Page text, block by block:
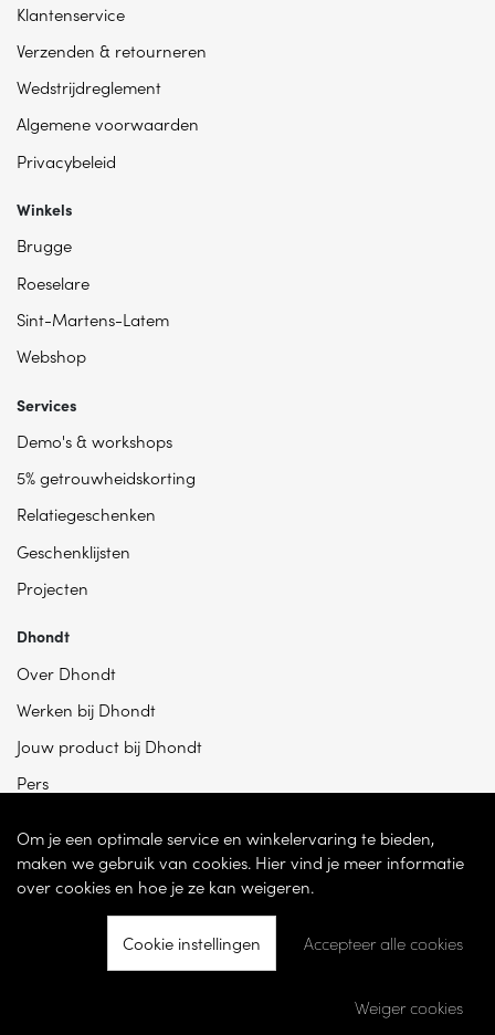
Klantenservice
Verzenden & retourneren
Wedstrijdreglement
Algemene voorwaarden
Privacybeleid
Winkels
Brugge
Roeselare
Sint-Martens-Latem
Webshop
Services
Demo's & workshops
5% getrouwheidskorting
Relatiegeschenken
Geschenklijsten
Projecten
Dhondt
Over Dhondt
Werken bij Dhondt
Jouw product bij Dhondt
Pers
© 2026 - Dhondt Interieur NV – Ondernemingsnummer BE 0865 787 950 –
Om je een optimale service en winkelervaring te bieden,
maken we gebruik van cookies. Hier vind je meer informatie
over cookies en hoe je ze kan weigeren.
Cookie instellingen Accepteer alle cookies
Weiger cookies